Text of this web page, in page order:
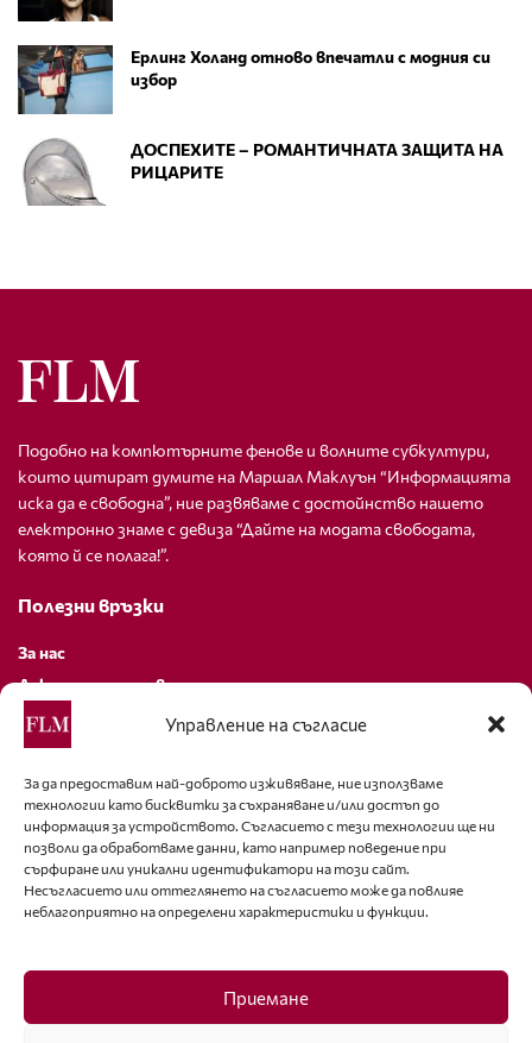
Управление на съгласие
За да предоставим най-доброто изживяване, ние използваме
технологии като бисквитки за съхраняване и/или достъп до
информация за устройството. Съгласието с тези технологии ще ни
позволи да обработваме данни, като например поведение при
сърфиране или уникални идентификатори на този сайт.
Несъгласието или оттеглянето на съгласието може да повлияе
неблагоприятно на определени характеристики и функции.
Приемане
Ерлинг Холанд отново впечатли с модния си
избор
ДОСПЕХИТЕ – РОМАНТИЧНАТА ЗАЩИТА НА
РИЦАРИТЕ
Подобно на компютърните фенове и волните субкултури,
които цитират думите на Маршал Маклуън “Информацията
иска да е свободна”, ние развяваме с достойнство нашето
електронно знаме с девиза “Дайте на модата свободата,
която й се полага!”.
Полезни връзки
За нас
Декларация за поверителност
Политика за бисквитки
За контакти
editor@fashion-lifestyle.net
+359 88 227 33 47
Последвайте ни
Facebook